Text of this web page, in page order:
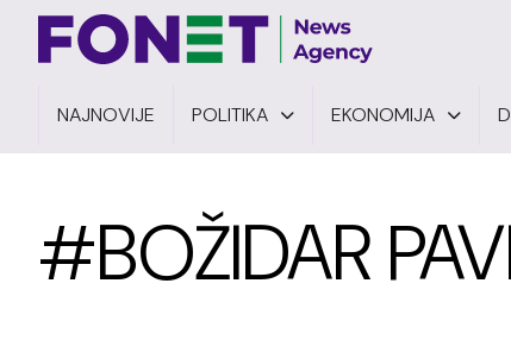
NAJNOVIJE POLITIKA EKONOMIJA
#BOŽIDAR